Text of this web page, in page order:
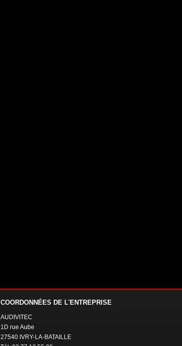
COORDONNÉES DE L'ENTREPRISE
AUDIVITEC
1D rue Aube
27540 IVRY-LA-BATAILLE